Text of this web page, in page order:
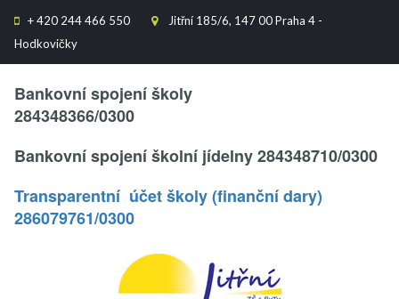
 +420 244 466 550 
Jitřní 185/6, 147 00 Praha 4 -
Hodkovičky
Bankovní spojení školy
284348366/0300
Bankovní spojení školní jídelny 284348710/0300
Transparentní účet školy (finanční dary)
286079761/0300